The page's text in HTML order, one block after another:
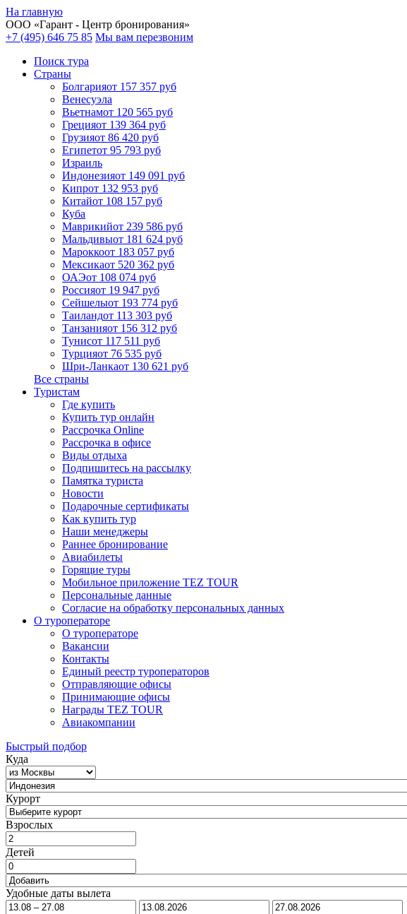
На главную
ООО «Гарант - Центр бронирования»
+7 (495) 646 75 85 Мы вам перезвоним
Поиск тура
Cтраны
Болгарияот 157 357 руб
Венесуэла
Вьетнамот 120 565 руб
Грецияот 139 364 руб
Грузияот 86 420 руб
Египетот 95 793 руб
Израиль
Индонезияот 149 091 руб
Кипрот 132 953 руб
Китайот 108 157 руб
Куба
Маврикийот 239 586 руб
Мальдивыот 181 624 руб
Мароккоот 183 057 руб
Мексикаот 520 362 руб
ОАЭот 108 074 руб
Россияот 19 947 руб
Сейшелыот 193 774 руб
Таиландот 113 303 руб
Танзанияот 156 312 руб
Тунисот 117 511 руб
Турцияот 76 535 руб
Шри-Ланкаот 130 621 руб
Все страны
Туристам
Где купить
Купить тур онлайн
Рассрочка Online
Рассрочка в офисе
Виды отдыха
Подпишитесь на рассылку
Памятка туриста
Новости
Подарочные сертификаты
Как купить тур
Наши менеджеры
Раннее бронирование
Авиабилеты
Горящие туры
Мобильное приложение TEZ TOUR
Персональные данные
Согласие на обработку персональных данных
О туроператоре
О туроператоре
Вакансии
Контакты
Единый реестр туроператоров
Отправляющие офисы
Принимающие офисы
Награды TEZ TOUR
Авиакомпании
Быстрый подбор
Куда
Курорт
Взрослых
Детей
Удобные даты вылета